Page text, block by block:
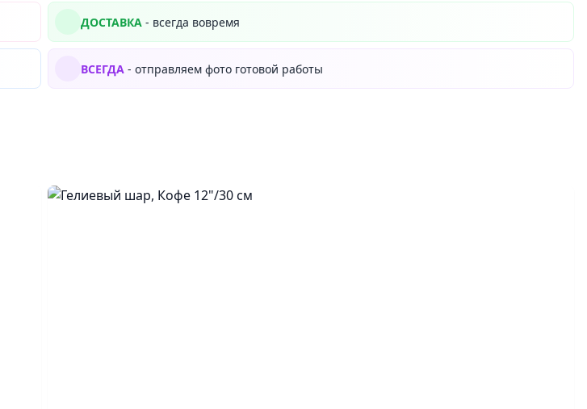
ДОСТАВКА - всегда вовремя
ВСЕГДА - отправляем фото готовой работы